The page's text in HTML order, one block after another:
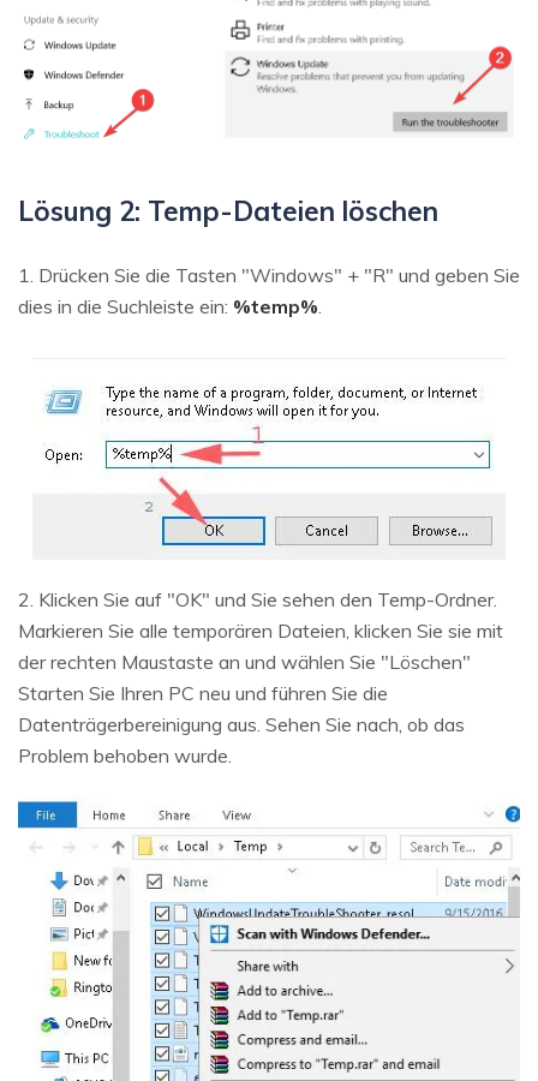
Lösung 2: Temp-Dateien löschen
1. Drücken Sie die Tasten "Windows" + "R" und geben Sie
dies in die Suchleiste ein: %temp%
2. Klicken Sie auf "OK" und Sie sehen den Temp-Ordner.
Markieren Sie alle temporären Dateien, klicken Sie sie mit
der rechten Maustaste an und wählen Sie "Löschen"
Starten Sie Ihren PC neu und führen Sie die
Datenträgerbereinigung aus. Sehen Sie nach, ob das
Problem behoben wurde.